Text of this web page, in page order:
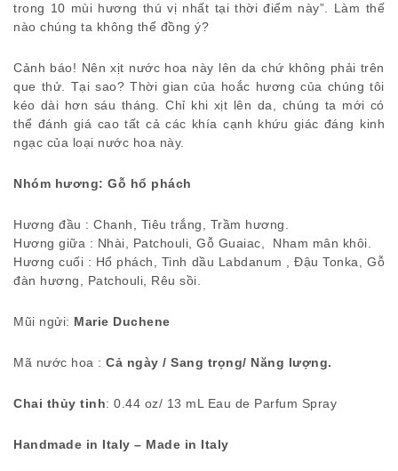
trong 10 mùi hương thú vị nhất tại thời điểm này”. Làm thế
nào chúng ta không thể đồng ý?
Cảnh báo! Nên xịt nước hoa này lên da chứ không phải trên
que thử. Tại sao? Thời gian của hoắc hương của chúng tôi
kéo dài hơn sáu tháng. Chỉ khi xịt lên da, chúng ta mới có
thể đánh giá cao tất cả các khía cạnh khứu giác đáng kinh
ngạc của loại nước hoa này.
Nhóm hương: Gỗ hổ phách
Hương đầu : Chanh, Tiêu trắng, Trầm hương.
Hương giữa : Nhài, Patchouli, Gỗ Guaiac, Nham mân khôi.
Hương cuối : Hổ phách, Tinh dầu Labdanum , Đậu Tonka, Gỗ
đàn hương, Patchouli, Rêu sồi.
Mũi ngửi: Marie Duchene
Mã nước hoa : Cả ngày / Sang trọng/ Năng lượng.
Chai thủy tinh: 0.44 oz/ 13 mL Eau de Parfum Spray
Handmade in Italy – Made in Italy